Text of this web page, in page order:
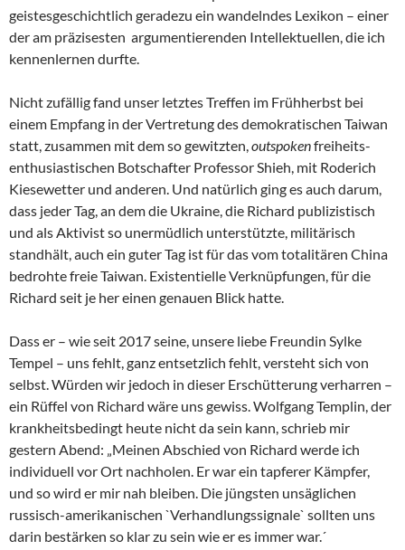
geistesgeschichtlich geradezu ein wandelndes Lexikon – einer
der am präzisesten argumentierenden Intellektuellen, die ich
kennenlernen durfte.
Nicht zufällig fand unser letztes Treffen im Frühherbst bei
einem Empfang in der Vertretung des demokratischen Taiwan
statt, zusammen mit dem so gewitzten,outspokenfreiheits-
enthusiastischen Botschafter Professor Shieh, mit Roderich
Kiesewetter und anderen. Und natürlich ging es auch darum,
dass jeder Tag, an dem die Ukraine, die Richard publizistisch
und als Aktivist so unermüdlich unterstützte, militärisch
standhält, auch ein guter Tag ist für das vom totalitären China
bedrohte freie Taiwan. Existentielle Verknüpfungen, für die
Richard seit je her einen genauen Blick hatte.
Dass er – wie seit 2017 seine, unsere liebe Freundin Sylke
Tempel – uns fehlt, ganz entsetzlich fehlt, versteht sich von
selbst. Würden wir jedoch in dieser Erschütterung verharren –
ein Rüffel von Richard wäre uns gewiss. Wolfgang Templin, der
krankheitsbedingt heute nicht da sein kann, schrieb mir
gestern Abend: „Meinen Abschied von Richard werde ich
individuell vor Ort nachholen. Er war ein tapferer Kämpfer,
und so wird er mir nah bleiben. Die jüngsten unsäglichen
russisch-amerikanischen `Verhandlungssignale` sollten uns
darin bestärken so klar zu sein wie er es immer war.´